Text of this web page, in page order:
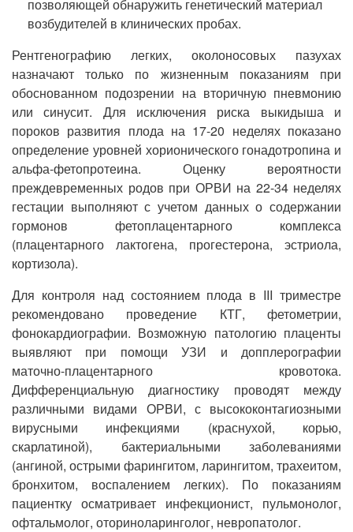
позволяющей обнаружить генетический материал
возбудителей в клинических пробах.
Рентгенографию легких, околоносовых пазухах
назначают только по жизненным показаниям при
обоснованном подозрении на вторичную пневмонию
или синусит. Для исключения риска выкидыша и
пороков развития плода на 17-20 неделях показано
определение уровней хорионического гонадотропина и
альфа-фетопротеина. Оценку вероятности
преждевременных родов при ОРВИ на 22-34 неделях
гестации выполняют с учетом данных о содержании
гормонов фетоплацентарного комплекса
(плацентарного лактогена, прогестерона, эстриола,
кортизола).
Для контроля над состоянием плода в III триместре
рекомендовано проведение КТГ, фетометрии,
фонокардиографии. Возможную патологию плаценты
выявляют при помощи УЗИ и допплерографии
маточно-плацентарного кровотока.
Дифференциальную диагностику проводят между
различными видами ОРВИ, с высококонтагиозными
вирусными инфекциями (краснухой, корью,
скарлатиной), бактериальными заболеваниями
(ангиной, острыми фарингитом, ларингитом, трахеитом,
бронхитом, воспалением легких). По показаниям
пациентку осматривает инфекционист, пульмонолог,
офтальмолог, оториноларинголог, невропатолог.